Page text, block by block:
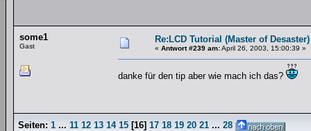
some1
Gast
Re:LCD Tutorial (Master of Desaster)
« Antwort #239 am:April 26, 2003, 15:00:39 »
danke für den tip aber wie mach ich das?
Seiten: 1 ... 11 12 13 14 15 [16] 17 18 19 20 21 ... 28